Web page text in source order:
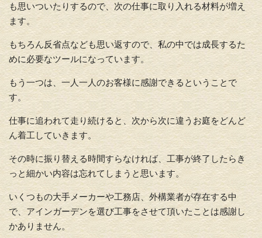
も思いついたりするので、次の仕事に取り入れる材料が増え
ます。
もちろん反省点なども思い返すので、私の中では成長するた
めに必要なツールになっています。
もう一つは、一人一人のお客様に感謝できるということで
す。
仕事に追われて走り続けると、次から次に違うお庭をどんど
ん着工していきます。
その時に振り替える時間すらなければ、工事が終了したらき
っと細かい内容は忘れてしまうと思います。
いくつもの大手メーカーや工務店、外構業者が存在する中
で、アインガーデンを選び工事をさせて頂いたことは感謝し
かありません。